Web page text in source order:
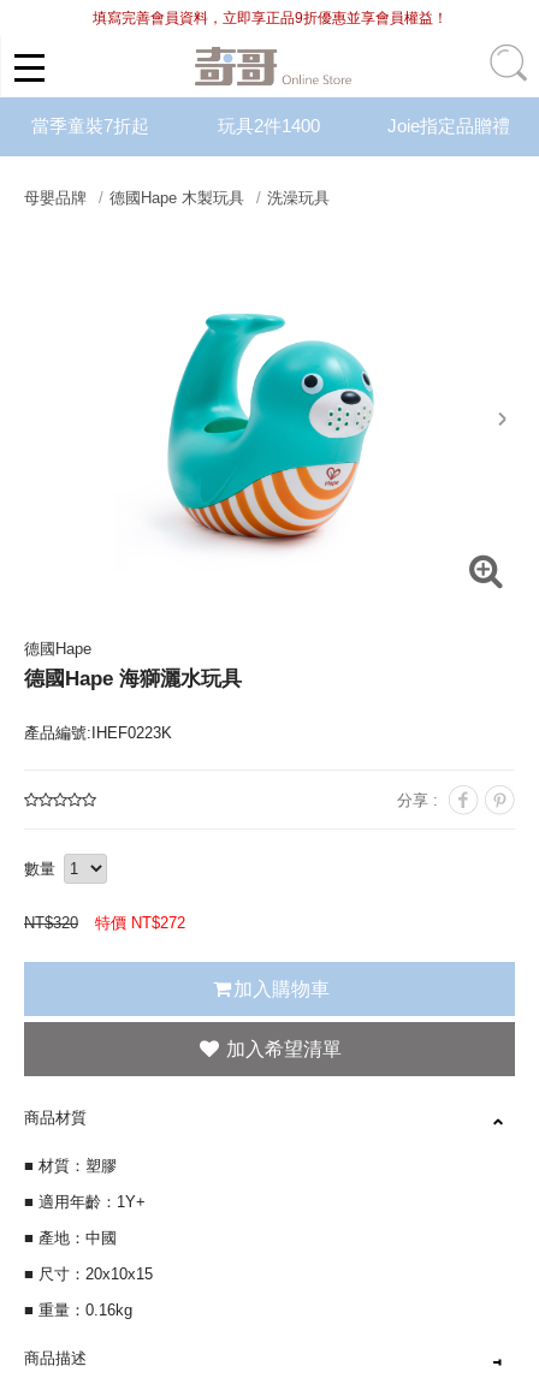
填寫完善會員資料，立即享正品9折優惠並享會員權益！
當季童裝7折起 玩具2件1400 Joie指定品贈禮
母嬰品牌 德國Hape 木製玩具 洗澡玩具
next
德國Hape
德國Hape 海獅灑水玩具
產品編號:IHEF0223K
分享 :
數量
NT$320 特價 NT$272
加入購物車
商品材質
■ 材質：塑膠
■ 適用年齡：1Y+
■ 產地：中國
■ 尺寸：20x10x15
■ 重量：0.16kg
商品描述